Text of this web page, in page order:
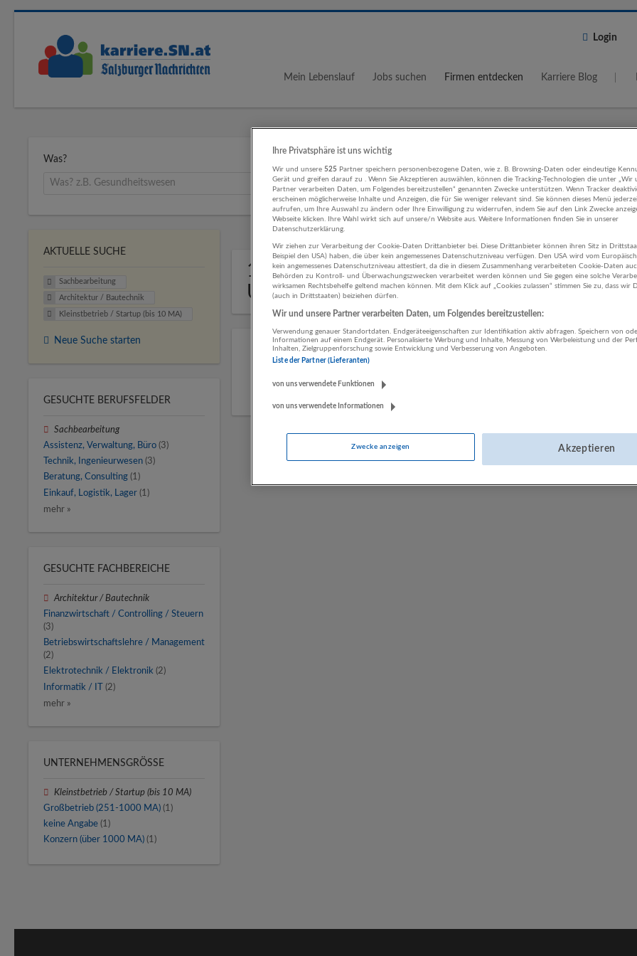
Login
Mein Lebenslauf Jobs suchen Firmen entdecken Karriere Blog
Was?
5 km
1 Sachbearbeitung Architektur / Bautechnik
Unternehmen
impetus Personalberatung
AKTUELLE SUCHE
Sachbearbeitung
Architektur / Bautechnik
Kleinstbetrieb / Startup (bis 10 MA)
Neue Suche starten
GESUCHTE BERUFSFELDER
Sachbearbeitung
Assistenz, Verwaltung, Büro (3)
Technik, Ingenieurwesen (3)
Beratung, Consulting (1)
Einkauf, Logistik, Lager (1)
mehr »
GESUCHTE FACHBEREICHE
Architektur / Bautechnik
Finanzwirtschaft / Controlling / Steuern
(3)
Betriebswirtschaftslehre / Management
(2)
Elektrotechnik / Elektronik (2)
Informatik / IT
(2)
mehr »
UNTERNEHMENSGRÖSSE
Kleinstbetrieb / Startup (bis 10 MA)
Großbetrieb (251-1000 MA) (1)
keine Angabe (1)
Konzern (über 1000 MA) (1)
Ihre Privatsphäre ist uns wichtig
Wir und unsere 525 Partner speichern personenbezogene Daten, wie z. B. Browsing-Daten oder eindeutige
Gerät und greifen darauf zu . Wenn Sie Akzeptieren auswählen, können die Tracking-Technologien die unter „Wir
Partner verarbeiten Daten, um Folgendes bereitzustellen“ genannten Zwecke unterstützen. Wenn Tracker
erscheinen möglicherweise Inhalte und Anzeigen, die für Sie weniger relevant sind. Sie können dieses Menü
aufrufen, um Ihre Auswahl zu ändern oder Ihre Einwilligung zu widerrufen, indem Sie auf den Link Zwecke
Webseite klicken. Ihre Wahl wirkt sich auf unsere/n Website aus. Weitere Informationen finden Sie in unserer
Datenschutzerklärung.
Wir ziehen zur Verarbeitung der Cookie-Daten Drittanbieter bei. Diese Drittanbieter können ihren Sitz in
Beispiel den USA) haben, die über kein angemessenes Datenschutzniveau verfügen. Den USA wird vom
kein angemessenes Datenschutzniveau attestiert, da die in diesem Zusammenhang verarbeiteten Cookie-Daten
Behörden zu Kontroll- und Überwachungszwecken verarbeitet werden können und Sie gegen eine solche
wirksamen Rechtsbehelfe geltend machen können. Mit dem Klick auf „Cookies zulassen“ stimmen Sie zu, dass wir
(auch in Drittstaaten) beiziehen dürfen.
Wir und unsere Partner verarbeiten Daten, um Folgendes bereitzustellen:
Verwendung genauer Standortdaten. Endgeräteeigenschaften zur Identifikation aktiv abfragen. Speichern von
Informationen auf einem Endgerät. Personalisierte Werbung und Inhalte, Messung von Werbeleistung und der
Inhalten, Zielgruppenforschung sowie Entwicklung und Verbesserung von Angeboten.
Liste der Partner (Lieferanten)
von uns verwendete Funktionen
von uns verwendete Informationen
Zwecke anzeigen Akzeptieren